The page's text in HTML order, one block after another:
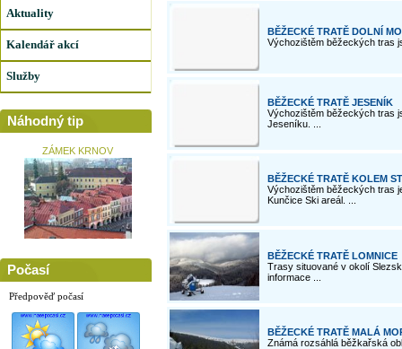
Aktuality
Kalendář akcí
Služby
Náhodný tip
ZÁMEK KRNOV
Počasí
Předpověď počasí
BĚŽECKÉ TRATĚ DOLNÍ
Výchozištěm běžeckých tras
BĚŽECKÉ TRATĚ JESENÍK
Výchozištěm běžeckých tras
Jeseníku. ...
BĚŽECKÉ TRATĚ KOLEM
Výchozištěm běžeckých tras
Kunčice Ski areál. ...
BĚŽECKÉ TRATĚ LOMNICE
Trasy situované v okolí
informace ...
BĚŽECKÉ TRATĚ MALÁ
Známá rozsáhlá běžkařská